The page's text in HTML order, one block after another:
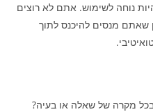
נוחה לשימוש. אתם לא רוצים
שאתם מנסים להיכנס לתוך
מקרה של שאלה או בעיה?